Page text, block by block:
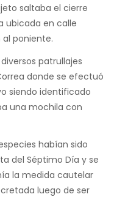
saltaba el cierre
ubicada en calle
al poniente.
patrullajes
donde se efectuó
siendo identificado
una mochila con
habían sido
del Séptimo Día y se
la medida cautelar
luego de ser